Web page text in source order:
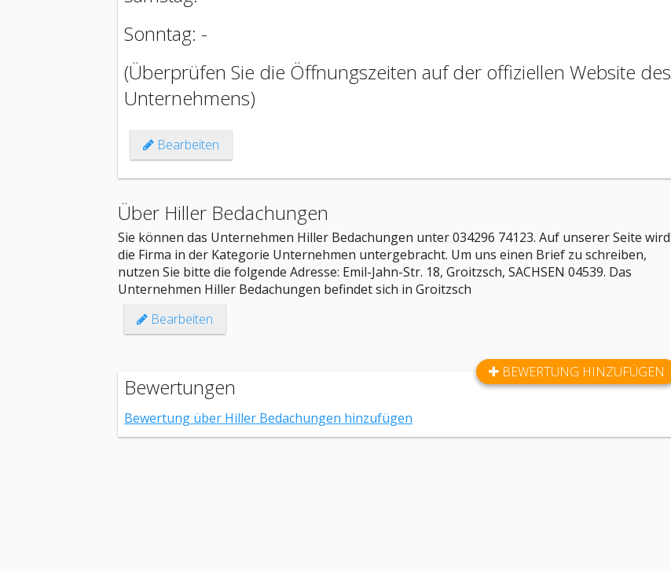
Sonntag: -
(Überprüfen Sie die Öffnungszeiten auf der offiziellen Website des
Unternehmens)
Bearbeiten
Über Hiller Bedachungen
Sie können das Unternehmen Hiller Bedachungen unter 034296 74123. Auf unserer Seite wird
die Firma in der Kategorie Unternehmen untergebracht. Um uns einen Brief zu schreiben,
nutzen Sie bitte die folgende Adresse: Emil-Jahn-Str. 18, Groitzsch, SACHSEN 04539. Das
Unternehmen Hiller Bedachungen befindet sich in Groitzsch
Bearbeiten
BEWERTUNG HINZUFÜGEN
Bewertungen
Bewertung über Hiller Bedachungen hinzufügen